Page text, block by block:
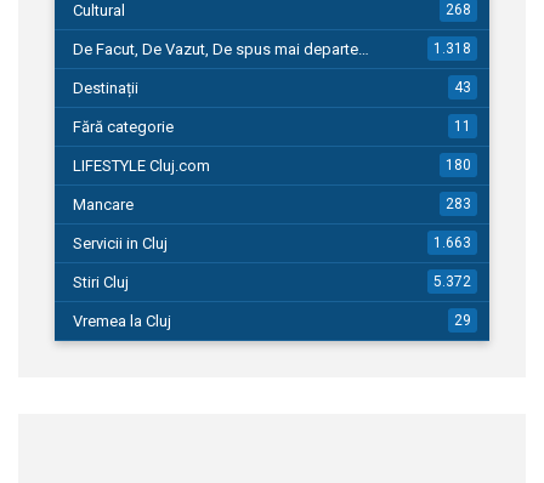
Cultural 268
De Facut, De Vazut, De spus mai departe… 1.318
Destinații 43
Fără categorie 11
LIFESTYLE Cluj.com 180
Mancare 283
Servicii in Cluj 1.663
Stiri Cluj 5.372
Vremea la Cluj 29